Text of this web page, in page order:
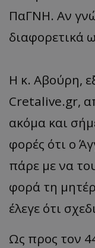
ΠαΓΝΗ. Αν
διαφορετικά
Η κ. Αβούρη,
Cretalive.gr,
ακόμα και
φορές ότι ο
πάρε με να
φορά τη
έλεγε ότι
Ως προς τον